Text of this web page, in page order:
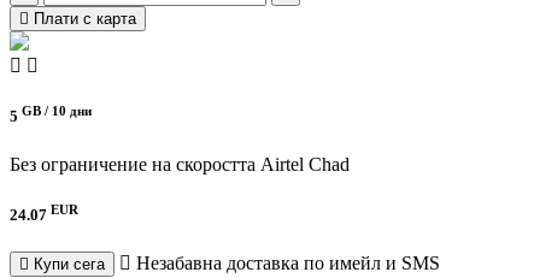
Плати с карта
5 GB / 10 дни
Без ограничение на скоростта Airtel Chad
24.07 EUR
Купи сега
Незабавна доставка по имейл и SMS